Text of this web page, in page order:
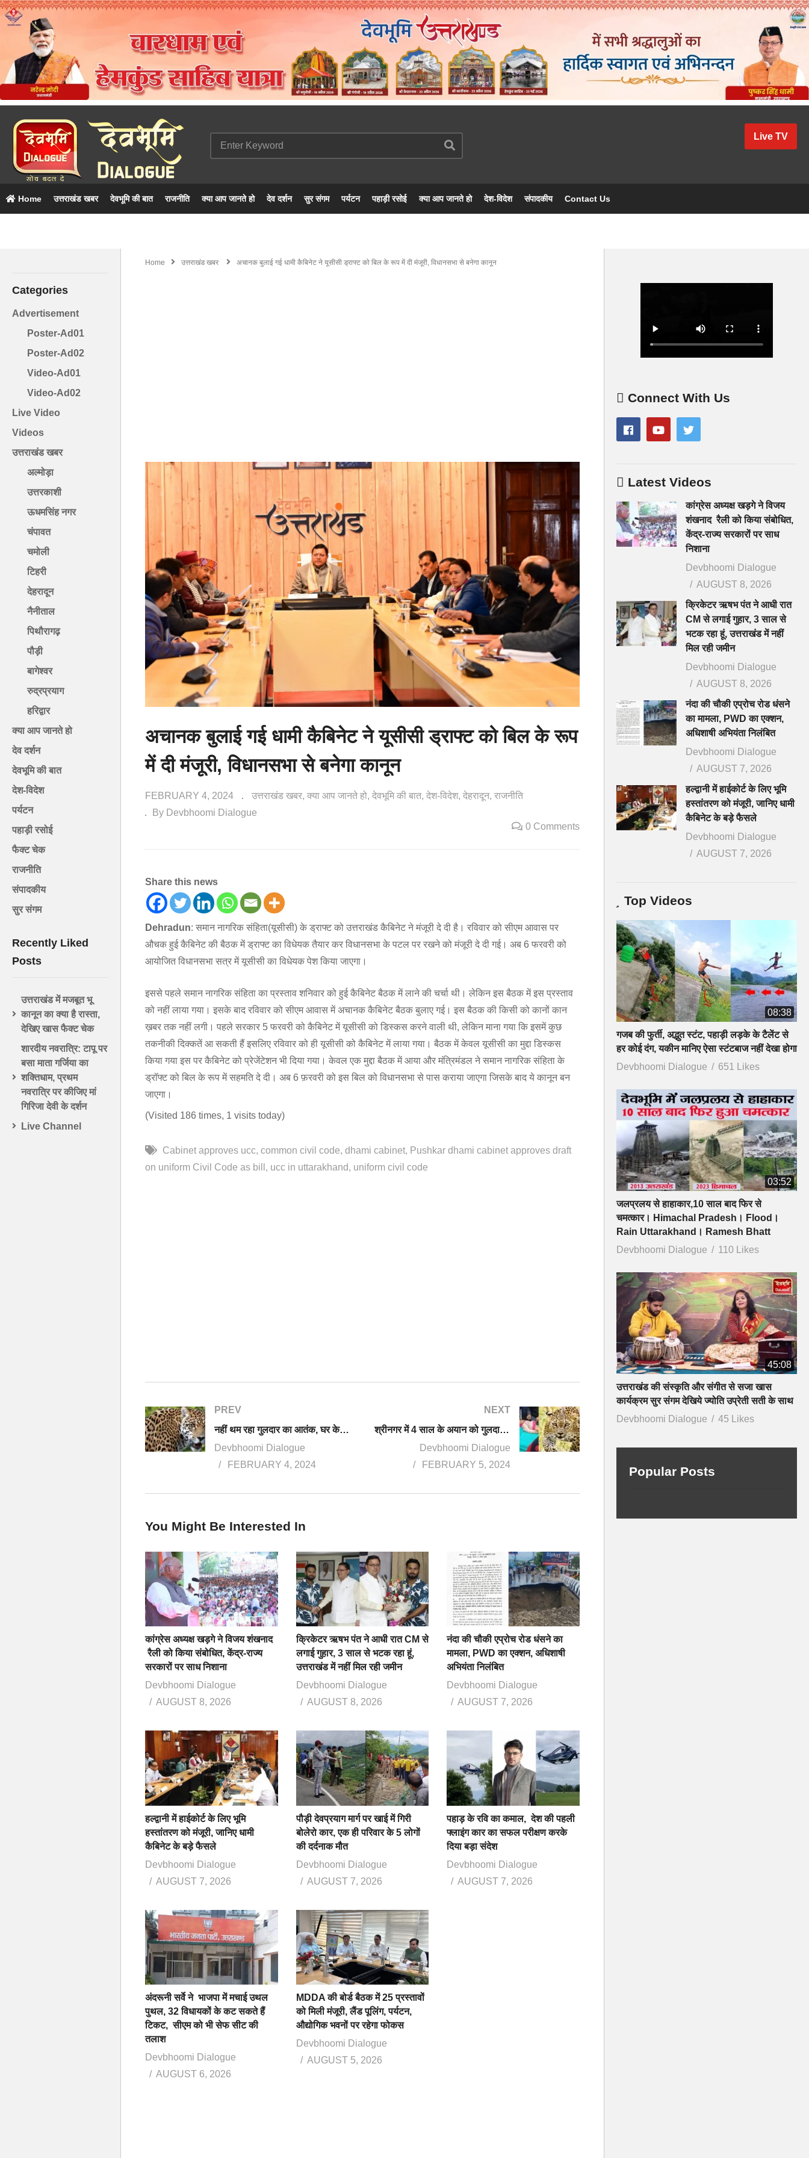
Live TV
Home उत्तराखंड खबर देवभूमि की बात राजनीति क्या आप जानते हो देव दर्शन सुर संगम पर्यटन पहाड़ी रसोई क्या आप जानते हो देश-विदेश संपादकीय Contact Us
Categories
Advertisement
Poster-Ad01
Poster-Ad02
Video-Ad01
Video-Ad02
Live Video
Videos
उत्तराखंड खबर
अल्मोड़ा
उत्तरकाशी
ऊधमसिंह नगर
चंपावत
चमोली
टिहरी
देहरादून
नैनीताल
पिथौरागढ़
पौड़ी
बागेश्वर
रुद्रप्रयाग
हरिद्वार
क्या आप जानते हो
देव दर्शन
देवभूमि की बात
देश-विदेश
पर्यटन
पहाड़ी रसोई
फैक्ट चेक
राजनीति
संपादकीय
सुर संगम
Recently Liked
Posts
उत्तराखंड में मजबूत भू
कानून का क्या है रास्ता,
देखिए खास फैक्ट चेक
शारदीय नवरात्रि: टापू पर
बसा माता गर्जिया का
शक्तिधाम, प्रथम
नवरात्रि पर कीजिए मां
गिरिजा देवी के दर्शन
Live Channel
Home उत्तराखंड खबर अचानक बुलाई गई धामी कैबिनेट ने यूसीसी ड्राफ्ट को बिल के रूप में दी मंजूरी, विधानसभा से बनेगा कानून
अचानक बुलाई गई धामी कैबिनेट ने यूसीसी ड्राफ्ट को बिल के रूप
में दी मंजूरी, विधानसभा से बनेगा कानून
FEBRUARY 4, 2024 उत्तराखंड खबर क्या आप जानते हो देवभूमि की बात देश-विदेश देहरादून राजनीति
By Devbhoomi Dialogue
0 Comments
Share this news
Dehradun: समान नागरिक संहिता(यूसीसी) के ड्राफ्ट को उत्तराखंड कैबिनेट ने मंजूरी दे दी है। रविवार को सीएम आवास पर
औचक हुई कैबिनेट की बैठक में ड्राफ्ट का विधेयक तैयार कर विधानसभा के पटल पर रखने को मंजूरी दे दी गई। अब 6 फरवरी को
आयोजित विधानसभा सत्र में यूसीसी का विधेयक पेश किया जाएगा।
इससे पहले समान नागरिक संहिता का प्रस्ताव शनिवार को हुई कैबिनेट बैठक में लाने की चर्चा थी। लेकिन इस बैठक में इस प्रस्ताव
को नहीं लाया गया। इसके बाद रविवार को सीएम आवास में अचानक कैबिनेट बैठक बुलाए गई। इस बैठक की किसी को कानों कान
ख़बर तक नहीं लगी। पहले सरकार 5 फरवरी को कैबिनेट में यूसीसी को डिस्कस करने वाली थी, लेकिन माना गया कि इसमें कुछ
तकनीकी दिक्कतें आ सकती हैं इसलिए रविवार को ही यूसीसी को कैबिनेट में लाया गया। बैठक में केवल यूसीसी का मुद्दा डिस्कस
किया गया इस पर कैबिनेट को प्रेजेंटेशन भी दिया गया। केवल एक मुद्दा बैठक में आया और मंत्रिमंडल ने समान नागरिक संहिता के
ड्रॉफ्ट को बिल के रूप में सहमति दे दी। अब 6 फ़रवरी को इस बिल को विधानसभा से पास कराया जाएगा जिसके बाद ये कानून बन
जाएगा।
(Visited 186 times, 1 visits today)
Cabinet approves ucc common civil code dhami cabinet
Pushkar dhami cabinet approves draft
on uniform Civil Code as bill
ucc in uttarakhand uniform civil code
PREV
नहीं थम रहा गुलदार का आतंक, घर के आंगन में खेल रहे 11 साल के बच्चे को बनाया शिकार
Devbhoomi Dialogue
FEBRUARY 4, 2024
NEXT
श्रीनगर में 4 साल के अयान को गुलदार ने बनाया निवाला, 24 घंटे में दूसरी घटना से इलाके में दहशत, दो दिन के लिए स्कूल बंद
Devbhoomi Dialogue
FEBRUARY 5, 2024
You Might Be Interested In
कांग्रेस अध्यक्ष खड़गे ने विजय शंखनाद
रैली को किया संबोधित, केंद्र-राज्य
सरकारों पर साध निशाना
Devbhoomi Dialogue
AUGUST 8, 2026
क्रिकेटर ऋषभ पंत ने आधी रात CM से
लगाई गुहार, 3 साल से भटक रहा हूं,
उत्तराखंड में नहीं मिल रही जमीन
Devbhoomi Dialogue
AUGUST 8, 2026
नंदा की चौकी एप्रोच रोड धंसने का
मामला, PWD का एक्शन, अधिशाषी
अभियंता निलंबित
Devbhoomi Dialogue
AUGUST 7, 2026
हल्द्वानी में हाईकोर्ट के लिए भूमि
हस्तांतरण को मंजूरी, जानिए धामी
कैबिनेट के बड़े फैसले
Devbhoomi Dialogue
AUGUST 7, 2026
पौड़ी देवप्रयाग मार्ग पर खाई में गिरी
बोलेरो कार, एक ही परिवार के 5 लोगों
की दर्दनाक मौत
Devbhoomi Dialogue
AUGUST 7, 2026
पहाड़ के रवि का कमाल, देश की पहली
फ्लाइंग कार का सफल परीक्षण करके
दिया बड़ा संदेश
Devbhoomi Dialogue
AUGUST 7, 2026
अंदरूनी सर्वे ने भाजपा में मचाई उथल
पुथल, 32 विधायकों के कट सकते हैं
टिकट, सीएम को भी सेफ सीट की
तलाश
Devbhoomi Dialogue
AUGUST 6, 2026
MDDA की बोर्ड बैठक में 25 प्रस्तावों
को मिली मंजूरी, लैंड पूलिंग, पर्यटन,
औद्योगिक भवनों पर रहेगा फोकस
Devbhoomi Dialogue
AUGUST 5, 2026
Connect With Us
Latest Videos
कांग्रेस अध्यक्ष खड़गे ने विजय
शंखनाद रैली को किया संबोधित,
केंद्र-राज्य सरकारों पर साध
निशाना
Devbhoomi Dialogue
AUGUST 8, 2026
क्रिकेटर ऋषभ पंत ने आधी रात
CM से लगाई गुहार, 3 साल से
भटक रहा हूं, उत्तराखंड में नहीं
मिल रही जमीन
Devbhoomi Dialogue
AUGUST 8, 2026
नंदा की चौकी एप्रोच रोड धंसने
का मामला, PWD का एक्शन,
अधिशाषी अभियंता निलंबित
Devbhoomi Dialogue
AUGUST 7, 2026
हल्द्वानी में हाईकोर्ट के लिए भूमि
हस्तांतरण को मंजूरी, जानिए धामी
कैबिनेट के बड़े फैसले
Devbhoomi Dialogue
AUGUST 7, 2026
Top Videos
08:38
गजब की फुर्ती, अद्भुत स्टंट, पहाड़ी लड़के के टैलेंट से
हर कोई दंग, यकीन मानिए ऐसा स्टंटबाज नहीं देखा होगा
Devbhoomi Dialogue
651 Likes
03:52
जलप्रलय से हाहाकार,10 साल बाद फिर से
चमत्कार। Himachal Pradesh। Flood।
Rain Uttarakhand। Ramesh Bhatt
Devbhoomi Dialogue
110 Likes
45:08
उत्तराखंड की संस्कृति और संगीत से सजा खास
कार्यक्रम सुर संगम देखिये ज्योति उप्रेती सती के साथ
Devbhoomi Dialogue
45 Likes
Popular Posts